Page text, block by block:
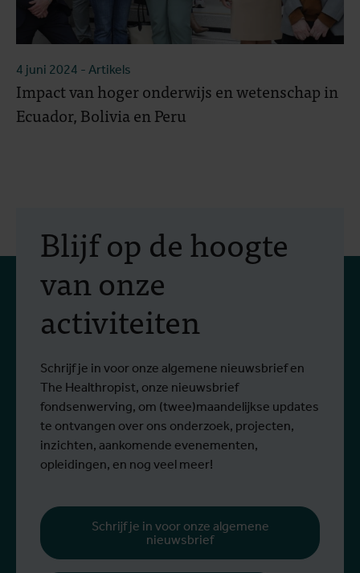
4 juni 2024 - Artikels
Impact van hoger onderwijs en wetenschap in
Ecuador, Bolivia en Peru
Blijf op de hoogte
van onze
activiteiten
Schrijf je in voor onze algemene nieuwsbrief en
The Healthropist, onze nieuwsbrief
fondsenwerving, om (twee)maandelijkse updates
te ontvangen over ons onderzoek, projecten,
inzichten, aankomende evenementen,
opleidingen, en nog veel meer!
Schrijf je in voor onze algemene
nieuwsbrief